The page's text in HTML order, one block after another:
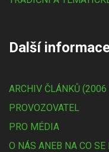
Další
ARCHIV ČLÁNKŮ
PROVOZOVATEL
PRO MÉDIA
O NÁS ANEB NA CO SE